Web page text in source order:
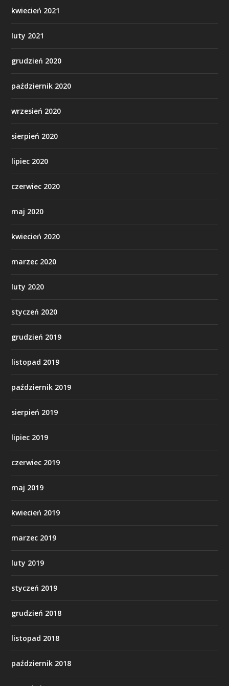
kwiecień 2021
luty 2021
grudzień 2020
październik 2020
wrzesień 2020
sierpień 2020
lipiec 2020
czerwiec 2020
maj 2020
kwiecień 2020
marzec 2020
luty 2020
styczeń 2020
grudzień 2019
listopad 2019
październik 2019
sierpień 2019
lipiec 2019
czerwiec 2019
maj 2019
kwiecień 2019
marzec 2019
luty 2019
styczeń 2019
grudzień 2018
listopad 2018
październik 2018